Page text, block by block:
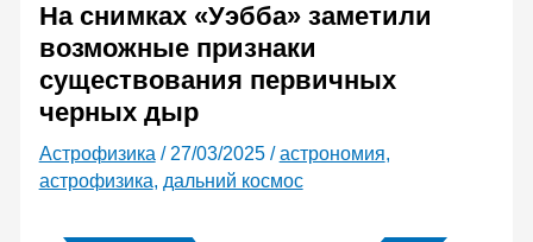
На снимках «Уэбба» заметили
возможные признаки
существования первичных
черных дыр
Астрофизика / 27/03/2025 /астрономия,
астрофизика, дальний космос